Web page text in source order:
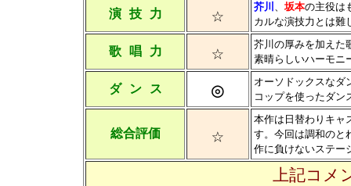
演 技 力 ☆ 芥川 、坂本の主役は
カルな演技力とは難
歌 唱 力 ☆
芥川の厚みを加えた
素晴らしいハーモニ
ダ ン ス ◎
オーソドックスなダ
コップを使ったダン
総合評価 ☆
本作は日替わりキャ
す。今回は調和のと
作に負けないステー
上記コメ